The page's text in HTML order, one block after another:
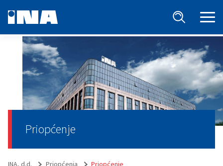
Priopćenje
INA, d.d. Priopćenja Priopćenje